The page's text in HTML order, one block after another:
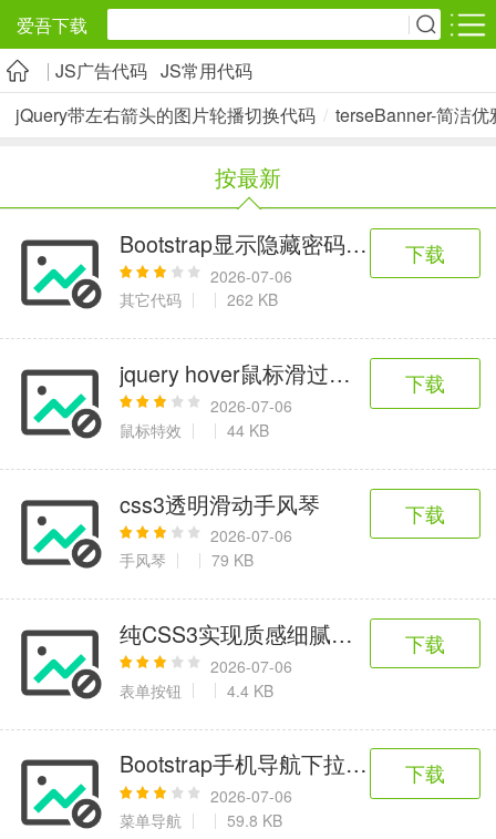
爱吾下载
安卓应用
旅游出行
社交通讯
2千+款应用
影音播放
实用工具
2万+款应用
金融理财
2百+款应用
网上购物
资讯阅读
1万+款应用
学习办公
3万+款应用
生活服务
2万+款应用
医疗健康
6千+款应用
母婴育儿
2百+款应用
趣味娱乐
3千+款应用
9百+款应用
JS广告代码 JS常用代码
jQuery带左右箭头的图片轮播切换代码 / terseBanner-简洁
按最新
Bootstrap显示隐藏密码输入代码
2026-07-06
其它代码
262 KB
下载
jquery hover鼠标滑过选项卡切换
2026-07-06
鼠标特效
44 KB
下载
css3透明滑动手风琴
2026-07-06
手风琴
79 KB
下载
纯CSS3实现质感细腻丝滑按钮
2026-07-06
表单按钮
4.4 KB
下载
Bootstrap手机导航下拉菜单代码
2026-07-06
菜单导航
59.8 KB
下载